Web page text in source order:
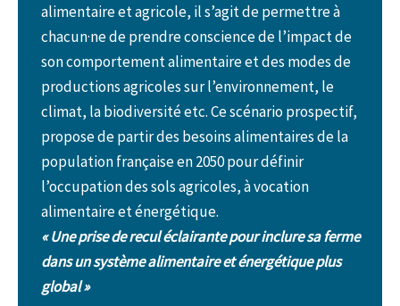
alimentaire et agricole, il s’agit de permettre à
chacun·ne de prendre conscience de l’impact de
son comportement alimentaire et des modes de
productions agricoles sur l’environnement, le
climat, la biodiversité etc. Ce scénario prospectif,
propose de partir des besoins alimentaires de la
population française en 2050 pour définir
l’occupation des sols agricoles, à vocation
alimentaire et énergétique.
« Une prise de recul éclairante pour inclure sa ferme
dans un système alimentaire et énergétique plus
global »